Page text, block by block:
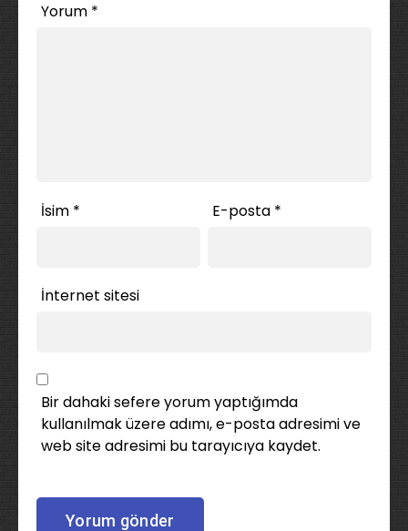
Yorum *
İsim * E-posta *
İnternet sitesi
Bir dahaki sefere yorum yaptığımda
kullanılmak üzere adımı, e-posta adresimi ve
web site adresimi bu tarayıcıya kaydet.